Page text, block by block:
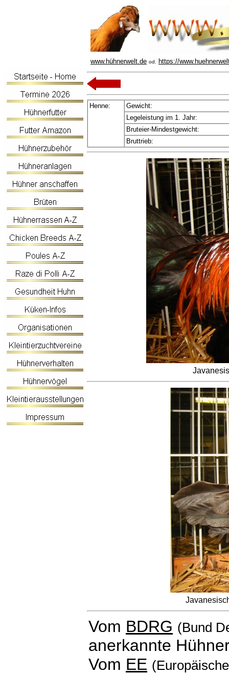
www.hühnerwelt.de od. https://
Henne:
Gewicht:
Legeleistung im 1. Jahr:
Bruteier-Mindestgewicht:
Bruttrieb:
Vom BDRG (Bund
anerkannte
Vom EE